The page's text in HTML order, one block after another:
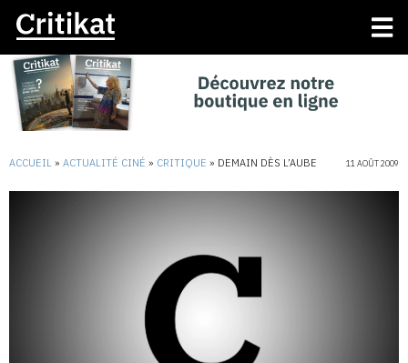
ACCUEIL » ACTUALITÉ CINÉ » CRITIQUE » DEMAIN DÈS L’AUBE 11 AOÛT 2009